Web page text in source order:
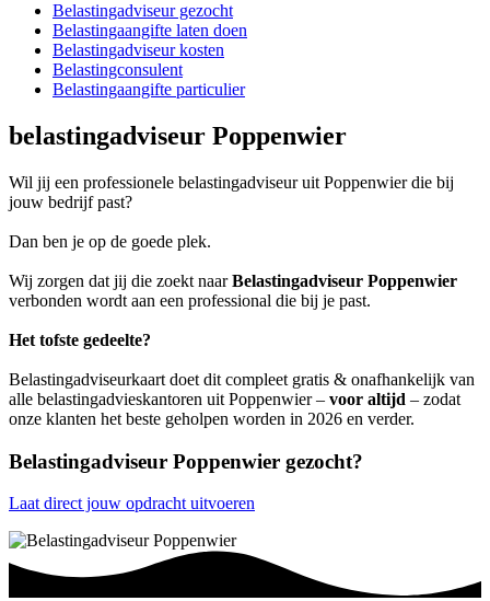
Belastingadviseur gezocht
Belastingaangifte laten doen
Belastingadviseur kosten
Belastingconsulent
Belastingaangifte particulier
belastingadviseur Poppenwier
Wil jij een professionele belastingadviseur uit Poppenwier die bij
jouw bedrijf past?
Dan ben je op de goede plek.
Wij zorgen dat jij die zoekt naarBelastingadviseur Poppenwier
verbonden wordt aan een professional die bij je past.
Het tofste gedeelte?
Belastingadviseurkaart doet dit compleet gratis & onafhankelijk van
alle belastingadvieskantoren uit Poppenwier – voor altijd – zodat
onze klanten het beste geholpen worden in 2026 en verder.
Belastingadviseur Poppenwier gezocht?
Laat direct jouw opdracht uitvoeren